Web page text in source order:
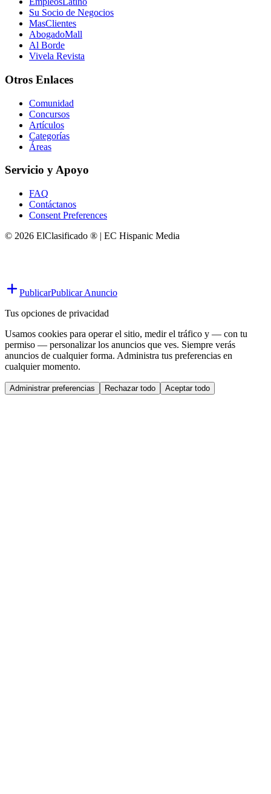
Su Socio de Negocios
MasClientes
AbogadoMall
Al Borde
Vivela Revista
Otros Enlaces
Comunidad
Concursos
Artículos
Categorías
Áreas
Servicio y Apoyo
FAQ
Contáctanos
Consent Preferences
© 2026 ElClasificado ® | EC Hispanic Media
PublicarPublicar Anuncio
Tus opciones de privacidad
Usamos cookies para operar el sitio, medir el tráfico y — con tu
permiso — personalizar los anuncios que ves. Siempre verás
anuncios de cualquier forma. Administra tus preferencias en
cualquier momento.
Administrar preferencias Rechazar todo Aceptar todo